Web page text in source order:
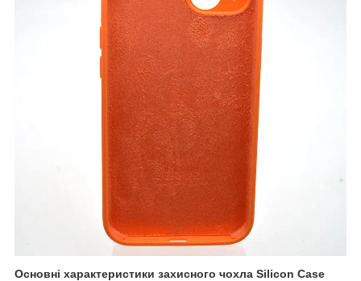
Основні характеристики захисного чохла Silicon Case